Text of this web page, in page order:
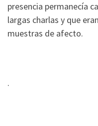
presencia permanecía
largas charlas y que
muestras de afecto.
.